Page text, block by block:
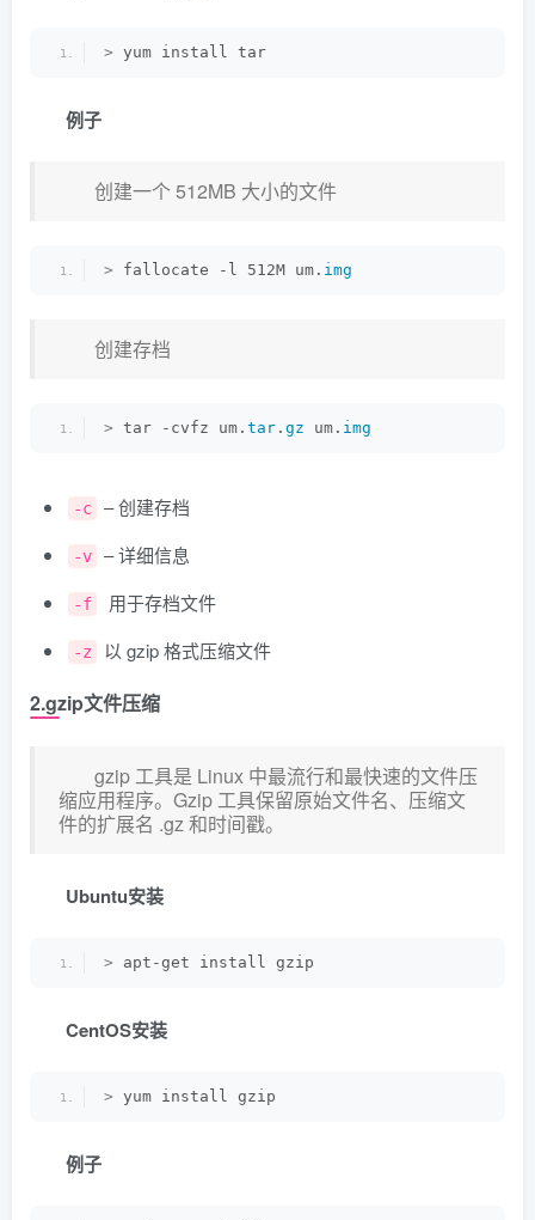
> yum install tar
例子
创建一个 512MB 大小的文件
> fallocate -l 512M um. img
创建存档
> tar -cvfz um. tar . gz um. img
-c – 创建存档
-v – 详细信息
-f 用于存档文件
-z 以 gzip 格式压缩文件
2.gzip文件压缩
gzip 工具是 Linux 中最流行和最快速的文件压
缩应用程序。Gzip 工具保留原始文件名、压缩文
件的扩展名 .gz 和时间戳。
Ubuntu安装
> apt-get install gzip
CentOS安装
> yum install gzip
例子